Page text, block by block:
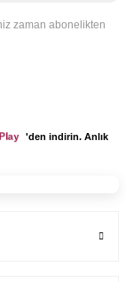
Adet
zaman abonelikten
'den indirin. Anlık